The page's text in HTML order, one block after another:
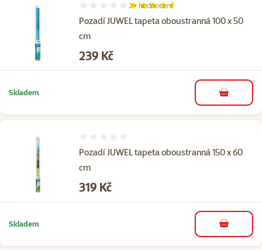
Pozadí JUWEL tapeta oboustranná 100 x 50
cm
Hodnocení 90%, počet hodnocení: 2
2× hodnocení
Cena
239 Kč
Skladem do košíku
Pozadí JUWEL tapeta oboustranná 150 x 60
cm
Cena
319 Kč
Skladem do košíku